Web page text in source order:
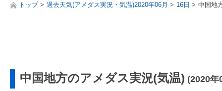
トップ 過去天気(アメダス実況・気温)2020年06月 16日 中国地
中国地方のアメダス実況(気温) (2020年